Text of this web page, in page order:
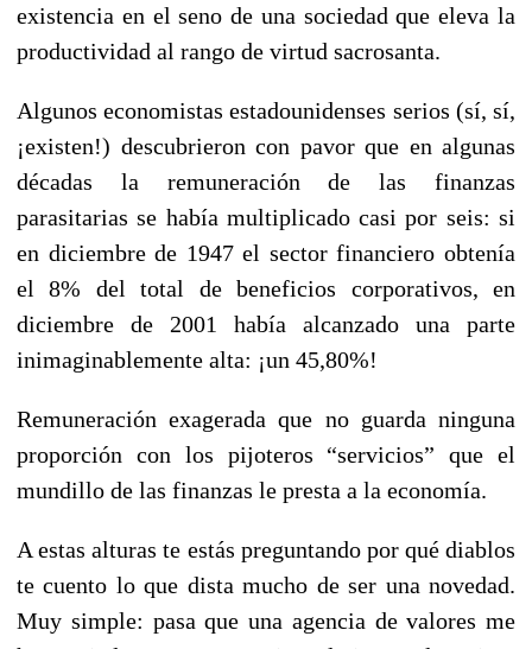
existencia en el seno de una sociedad que eleva la
productividad al rango de virtud sacrosanta.
Algunos economistas estadounidenses serios (sí, sí,
¡existen!) descubrieron con pavor que en algunas
décadas la remuneración de las finanzas
parasitarias se había multiplicado casi por seis: si
en diciembre de 1947 el sector financiero obtenía
el 8% del total de beneficios corporativos, en
diciembre de 2001 había alcanzado una parte
inimaginablemente alta: ¡un 45,80%!
Remuneración exagerada que no guarda ninguna
proporción con los pijoteros “servicios” que el
mundillo de las finanzas le presta a la economía.
A estas alturas te estás preguntando por qué diablos
te cuento lo que dista mucho de ser una novedad.
Muy simple: pasa que una agencia de valores me